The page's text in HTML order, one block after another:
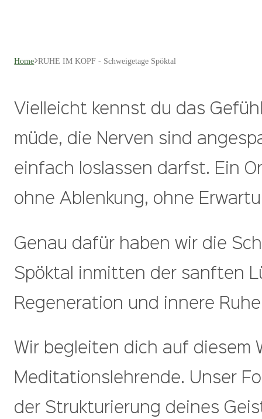
Home>RUHE IM KOPF - Schweigetage Spöktal
Vielleicht kennst du das
müde, die Nerven sind
einfach loslassen darfst. Ein
ohne Ablenkung, ohne
Genau dafür haben wir die
Spöktal inmitten der sanften
Regeneration und innere
Wir begleiten dich auf diesem
Meditationslehrende. Unser
der Strukturierung deines